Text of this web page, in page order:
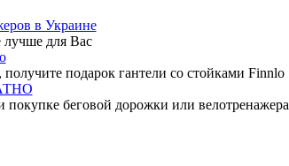
в Украине
для Вас
подарок гантели со стойками Finnlo
беговой дорожки или велотренажера